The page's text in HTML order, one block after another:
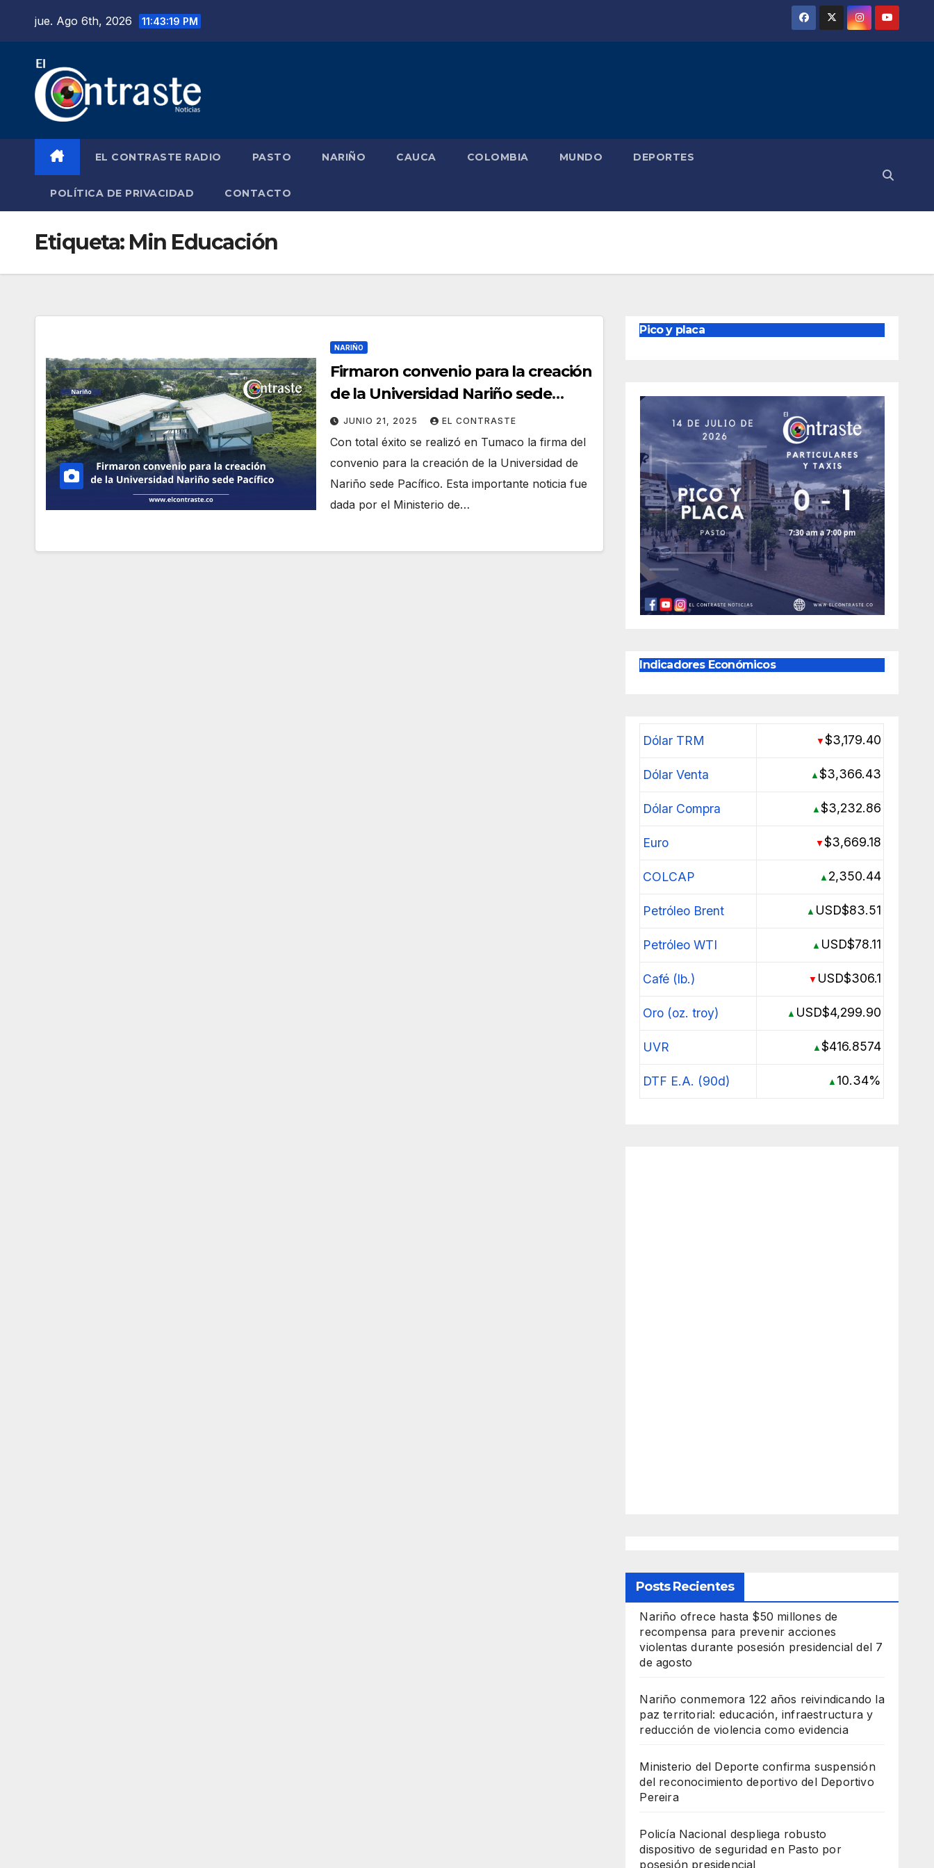
jue. Ago 6th, 2026 11:43:20 PM
EL CONTRASTE RADIO PASTO NARIÑO CAUCA COLOMBIA MUNDO DEPORTES
POLÍTICA DE PRIVACIDAD CONTACTO
Etiqueta: Min Educación
NARIÑO
Firmaron convenio para la creación
de la Universidad Nariño sede
Pacífico
JUNIO 21, 2025 EL CONTRASTE
Con total éxito se realizó en Tumaco la firma del
convenio para la creación de la Universidad de
Nariño sede Pacífico. Esta importante noticia fue
dada por el Ministerio de…
Pico y placa
Indicadores Económicos
Dólar TRM ▼$3,179.40
Dólar Venta ▲$3,366.43
Dólar Compra ▲$3,232.86
Euro ▼$3,669.18
COLCAP ▲ 2,350.44
Petróleo Brent ▲ USD$83.51
Petróleo WTI ▲ USD$78.11
Café (lb.) ▼ USD$306.1
Oro (oz. troy) ▲ USD$4,299.90
UVR ▲$416.8574
DTF E.A. (90d) ▲ 10.34%
Posts Recientes
Nariño ofrece hasta $50 millones de
recompensa para prevenir acciones
violentas durante posesión presidencial del 7
de agosto
Nariño conmemora 122 años reivindicando la
paz territorial: educación, infraestructura y
reducción de violencia como evidencia
Ministerio del Deporte confirma suspensión
del reconocimiento deportivo del Deportivo
Pereira
Policía Nacional despliega robusto
dispositivo de seguridad en Pasto por
posesión presidencial